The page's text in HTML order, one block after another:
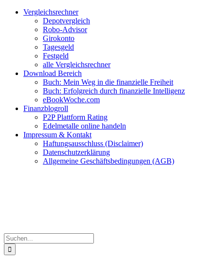
Zum
Facebook
Twitter
Instagram
Pinterest
YouTubeVergleichsrechner
Depotvergleich
Robo-Advisor
Girokonto
Tagesgeld
Festgeld
alle Vergleichsrechner
Download Bereich
Buch: Mein Weg in die finanzielle Freiheit
Buch: Erfolgreich durch finanzielle Intelligenz
eBookWoche.com
Finanzblogroll
P2P Plattform Rating
Edelmetalle online handeln
Impressum & Kontakt
Haftungsausschluss (Disclaimer)
Datenschutzerklärung
Allgemeine Geschäftsbedingungen (AGB)
Suche
nach: